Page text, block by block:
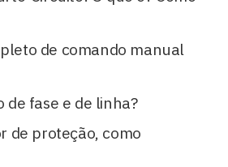
de comando manual
de fase e de linha?
de proteção, como